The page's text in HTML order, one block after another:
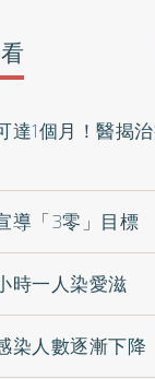
達1個月！醫揭
「3零」目標
時一人染愛滋
人數逐漸下降